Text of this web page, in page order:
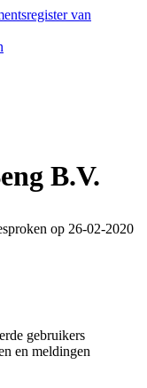
van
B.V.
op 26-02-2020
gebruikers
en meldingen